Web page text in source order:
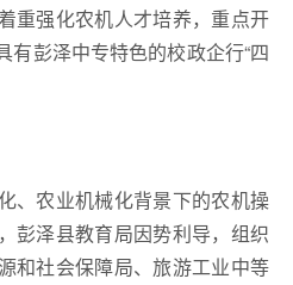
重强化农机人才培养，重点开
有彭泽中专特色的校政企行“四
、农业机械化背景下的农机操
彭泽县教育局因势利导，组织
和社会保障局、旅游工业中等